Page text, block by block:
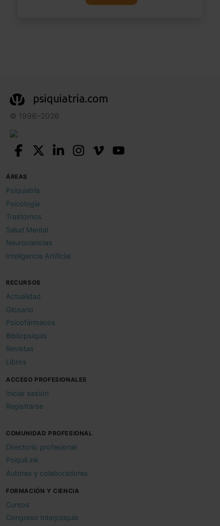
psiquiatria.com
© 1996–2026
ÁREAS
Psiquiatría
Psicología
Trastornos
Salud Mental
Neurociencias
Inteligencia Artificial
RECURSOS
Actualidad
Glosario
Psicofármacos
Bibliopsiquis
Revistas
Libros
ACCESO PROFESIONALES
Iniciar sesión
Registrarse
COMUNIDAD PROFESIONAL
Directorio profesional
PsiquiLink
Autores y colaboradores
FORMACIÓN Y CIENCIA
Cursos
Congreso Interpsiquis